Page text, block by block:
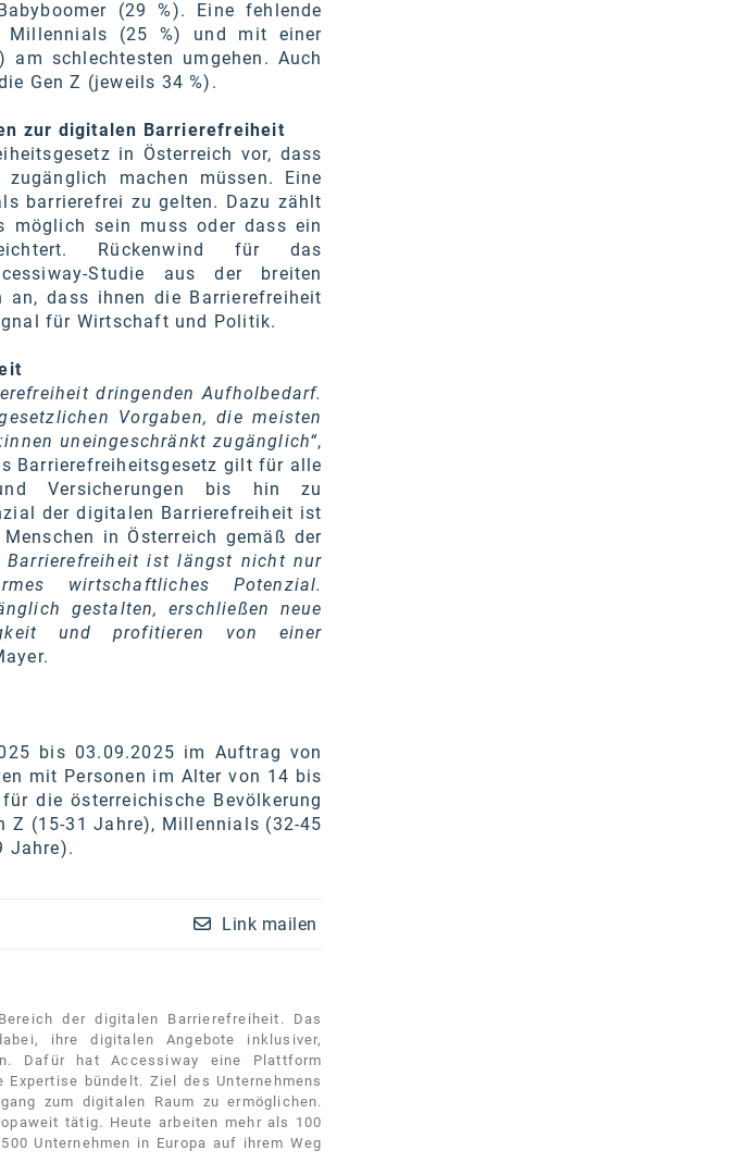
(29 %). Eine fehlende
(25 %) und mit einer
schlechtesten umgehen. Auch
Gen Z (jeweils 34 %).
zur digitalen Barrierefreiheit
in Österreich vor, dass
machen müssen. Eine
barrierefrei zu gelten. Dazu zählt
möglich sein muss oder dass ein
Rückenwind für das
Studie aus der breiten
an, dass ihnen die Barrierefreiheit
für Wirtschaft und Politik.
dringenden Aufholbedarf.
Vorgaben, die meisten
uneingeschränkt zugänglich“,
Barrierefreiheitsgesetz gilt für alle
Versicherungen bis hin zu
der digitalen Barrierefreiheit ist
in Österreich gemäß der
Barrierefreiheit ist längst nicht nur
wirtschaftliches Potenzial.
gestalten, erschließen neue
und profitieren von einer
bis 03.09.2025 im Auftrag von
mit Personen im Alter von 14 bis
die österreichische Bevölkerung
Z (15-31 Jahre), Millennials (32-45
Jahre).
Link mailen
der digitalen Barrierefreiheit. Das
ihre digitalen Angebote inklusiver,
Dafür hat Accessiway eine Plattform
bündelt. Ziel des Unternehmens
zum digitalen Raum zu ermöglichen.
tätig. Heute arbeiten mehr als 100
Unternehmen in Europa auf ihrem Weg